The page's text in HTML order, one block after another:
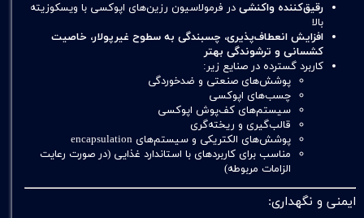
رقیق‌کننده واکنشی در فرمولاسیون رزین‌های اپوکسی با ویسکوزیته
بالا
افزایش انعطاف‌پذیری، چسبندگی به سطوح غیرپولار، خاصیت
کشسانی و ترشوندگی بهتر
کاربرد گسترده در صنایع زیر:
پوشش‌های صنعتی و ضدخوردگی
چسب‌های اپوکسی
سیستم‌های کف‌پوش اپوکسی
قالب‌گیری و ریخته‌گری
پوشش‌های الکتریکی و سیستم‌های encapsulation
مناسب برای کاربردهای با استاندارد غذایی (در صورت رعایت
الزامات مربوطه)
ایمنی و نگهداری: